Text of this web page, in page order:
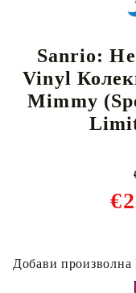
Sanrio:
Vinyl
Mimmy
Добави